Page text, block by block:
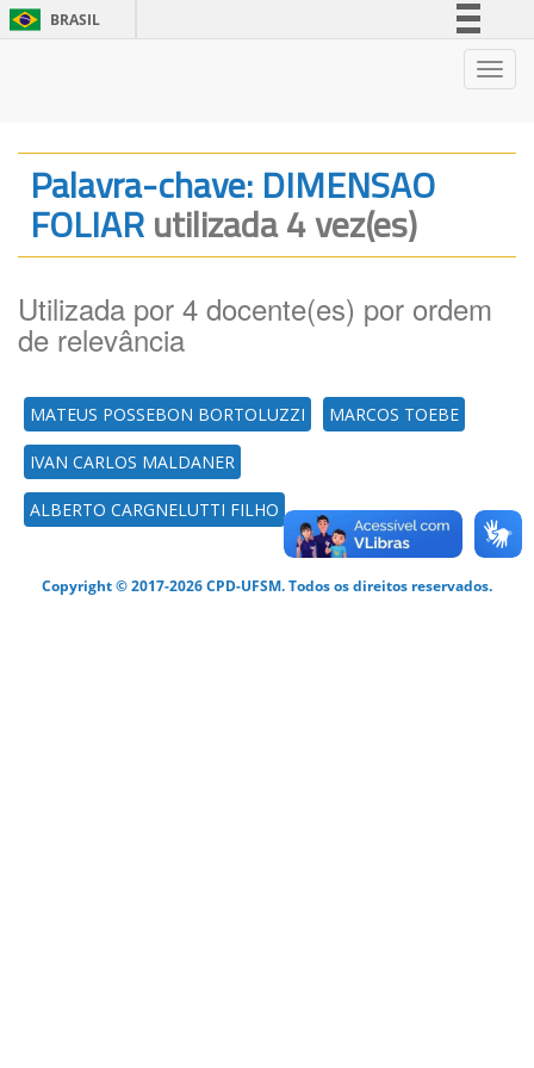
BRASIL
Legislação
Canais
Palavra-chave: DIMENSAO
FOLIARutilizada 4 vez(es)
Utilizada por 4 docente(es) por ordem
de relevância
MATEUS POSSEBON BORTOLUZZI MARCOS TOEBE
IVAN CARLOS MALDANER
ALBERTO CARGNELUTTI FILHO
Copyright © 2017-2026 CPD-UFSM. Todos os direitos reservados.